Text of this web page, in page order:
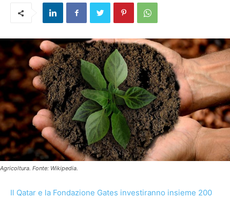
Agricoltura. Fonte: Wikipedia.
Il Qatar e la Fondazione Gates investiranno insieme 200